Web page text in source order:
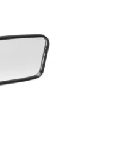
Optionen
können
auf